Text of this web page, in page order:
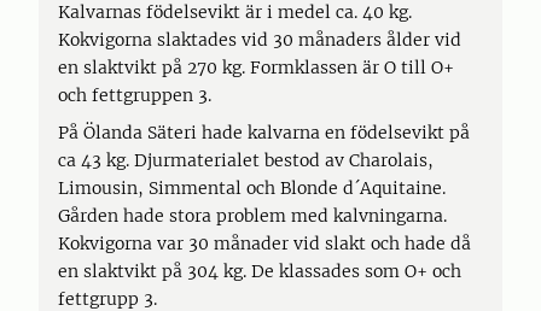
Kalvarnas födelsevikt är i medel ca. 40 kg.
Kokvigorna slaktades vid 30 månaders ålder vid
en slaktvikt på 270 kg. Formklassen är O till O+
och fettgruppen 3.
På Ölanda Säteri hade kalvarna en födelsevikt på
ca 43 kg. Djurmaterialet bestod av Charolais,
Limousin, Simmental och Blonde d´Aquitaine.
Gården hade stora problem med kalvningarna.
Kokvigorna var 30 månader vid slakt och hade då
en slaktvikt på 304 kg. De klassades som O+ och
fettgrupp 3.